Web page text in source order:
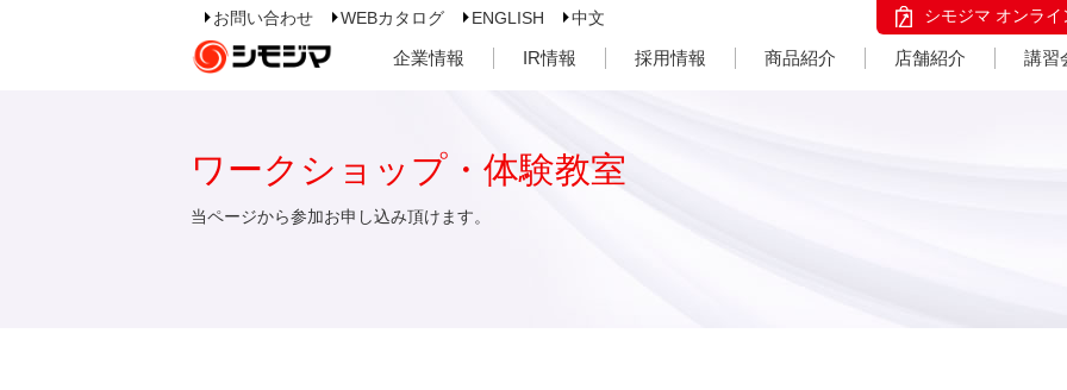
お問い合わせ WEBカタログ ENGLISH 中文 シモジマ オンラ
企業情報 IR情報 採用情報 商品紹介 店舗紹介 講習
ワークショップ・体験教室
当ページから参加お申し込み頂けます。